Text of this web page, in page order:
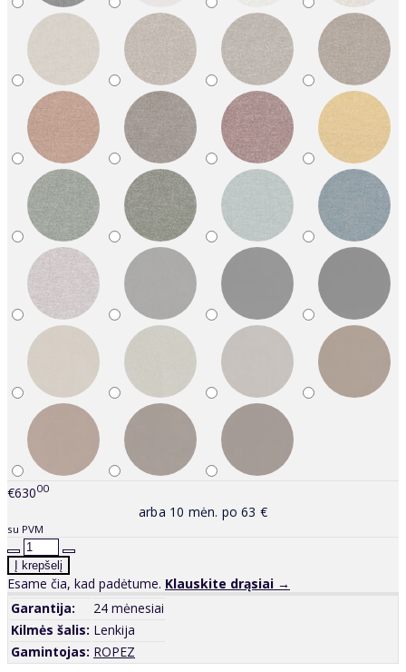
€63000
arba 10 mėn. po 63 €
su PVM
Esame čia, kad padėtume. Klauskite drąsiai →
Garantija:
24 mėnesiai
Kilmės šalis: Lenkija
Gamintojas: ROPEZ